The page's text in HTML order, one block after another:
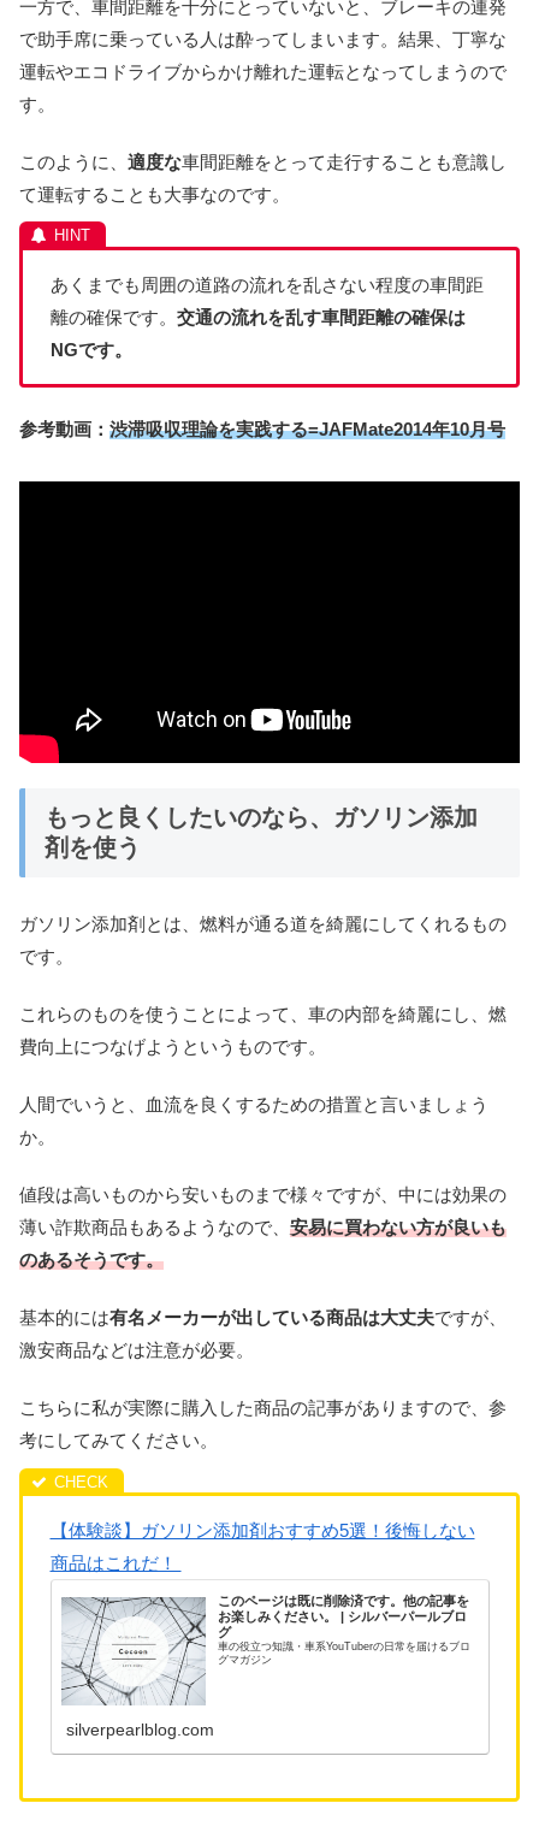
一方で、車間距離を十分にとっていないと、ブレーキの連発
で助手席に乗っている人は酔ってしまいます。結果、丁寧な
運転やエコドライブからかけ離れた運転となってしまうので
す。
このように、 適度な車間距離をとって走行することも意識し
て運転することも大事なのです。
あくまでも周囲の道路の流れを乱さない程度の車間距
離の確保です。 交通の流れを乱す車間距離の確保は
NGです。
参考動画： 渋滞吸収理論を実践する=JAFMate2014年10月号
もっと良くしたいのなら、ガソリン添加
剤を使う
ガソリン添加剤とは、燃料が通る道を綺麗にしてくれるもの
です。
これらのものを使うことによって、車の内部を綺麗にし、燃
費向上につなげようというものです。
人間でいうと、血流を良くするための措置と言いましょう
か。
値段は高いものから安いものまで様々ですが、中には効果の
薄い詐欺商品もあるようなので、 安易に買わない方が良いも
のあるそうです。
基本的には有名メーカーが出している商品は大丈夫ですが、
激安商品などは注意が必要。
こちらに私が実際に購入した商品の記事がありますので、参
考にしてみてください。
【体験談】ガソリン添加剤おすすめ5選！後悔しない
商品はこれだ！
このページは既に削除済です。他の記事を
お楽しみください。 | シルバーパールブロ
グ
車の役立つ知識・車系YouTuberの日常を届けるブロ
グマガジン
silverpearlblog.com